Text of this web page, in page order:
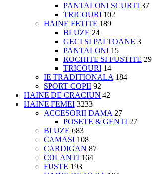
PANTALONI SCURTI 37
TRICOURI 102
HAINE FETITE 189
BLUZE 24
GECI SI PALTOANE 3
PANTALONI 15
ROCHITE SI FUSTITE 29
TRICOURI 14
IE TRADITIONALA 184
SPORT COPII 92
HAINE DE CRACIUN 42
HAINE FEMEI 3233
ACCESORII DAMA 27
POSETE & GENTI 27
BLUZE 683
CAMASI 108
CARDIGAN 87
COLANTI 164
FUSTE 193